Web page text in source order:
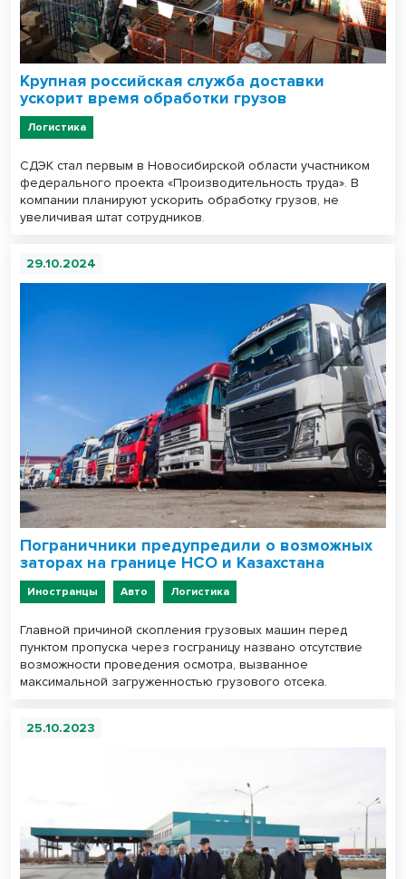
Крупная российская служба доставки
ускорит время обработки грузов
Логистика
СДЭК стал первым в Новосибирской области участником
федерального проекта «Производительность труда». В
компании планируют ускорить обработку грузов, не
увеличивая штат сотрудников.
29.10.2024
Пограничники предупредили о возможных
заторах на границе НСО и Казахстана
Иностранцы Авто Логистика
Главной причиной скопления грузовых машин перед
пунктом пропуска через госграницу названо отсутствие
возможности проведения осмотра, вызванное
максимальной загруженностью грузового отсека.
25.10.2023